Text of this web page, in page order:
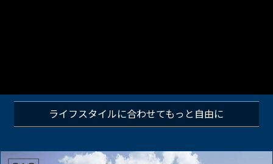
ライフスタイルに合わせてもっと自由に